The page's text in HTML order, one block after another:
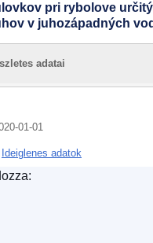
pri rybolove
v juhozápadných
adatai
01-01
Ideiglenes adatok
20200101
1394/2020-01-01
Kiadóhivatala